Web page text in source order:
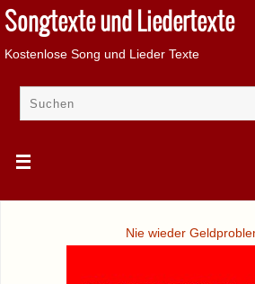
Songtexte und Liedertexte
Kostenlose Song und Lieder Texte
Nie wieder